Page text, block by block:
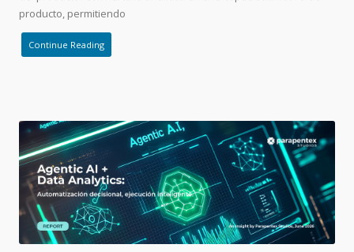
producto, permitiendo
Continue Reading